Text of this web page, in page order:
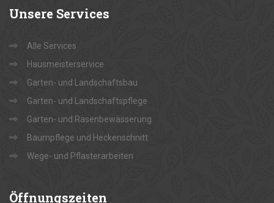
Unsere Services
Alle Services
Hausmeisterservice
Garten- und Landschaftsbau
Garten- und Landschaftspflege
Garten- und Rasenbewässerung
Baumpflege und Heckenschnitt
Wege- und Pflasterarbeiten
Öffnungszeiten